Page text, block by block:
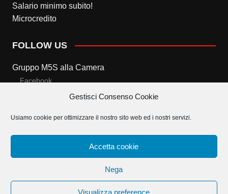
Gestisci Consenso Cookie
Usiamo cookie per ottimizzare il nostro sito web ed i nostri servizi.
Accetta cookie
Nega
Visualizza preference
Salario minimo subito!
Microcredito
FOLLOW US
Gruppo M5S alla Camera
Facebook
Twitter